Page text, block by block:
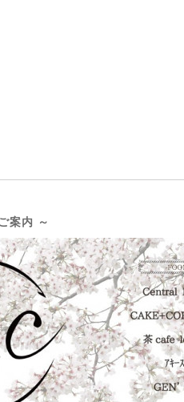
案内 ～